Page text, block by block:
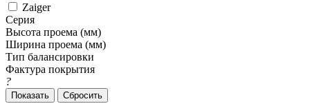
Zaiger
Серия
Высота проема (мм)
Ширина проема (мм)
Тип балансировки
Фактура покрытия
?
Сбросить